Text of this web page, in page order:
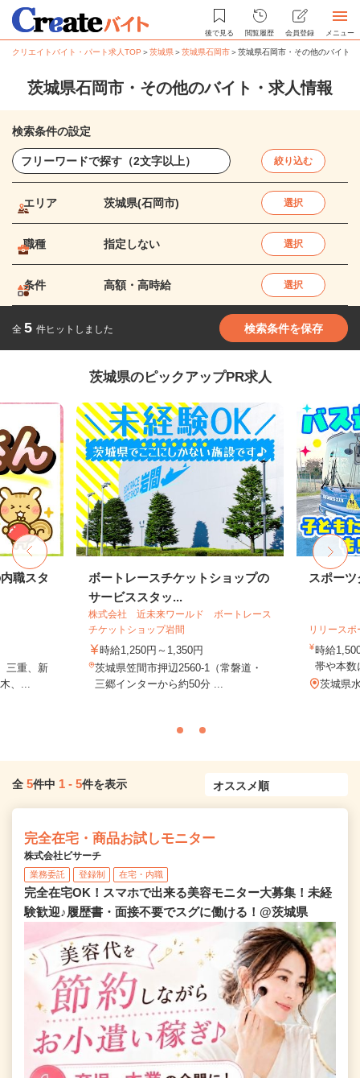
後で見る 閲覧履歴 会員登録 メニュー
クリエイトバイト・パート求人TOP ＞茨城県＞茨城県石岡市＞茨城県石岡市・その他のバイト
茨城県石岡市・その他のバイト・求人情報
検索条件の設定
絞り込む
エリア 茨城県(石岡市) 選択
職種 指定しない 選択
条件 高額・高時給 選択
全 5 件ヒットしました 検索条件を保存
茨城県のピックアップPR求人
職スタ
三重、新
、...
ボートレースチケットショップの
サービススタッ...
株式会社 近未来ワールド ボートレース
チケットショップ岩間
時給1,250円～1,350円
茨城県笠間市押辺2560-1（常磐道・
三郷インターから約50分 ...
スポー
リリース
時給
帯や本
茨城県
全 5件中 1 - 5件を表示
完全在宅・商品お試しモニター
株式会社ビサーチ
業務委託 登録制 在宅・内職
完全在宅OK！スマホで出来る美容モニター大募集！未経
験歓迎♪履歴書・面接不要でスグに働ける！@茨城県